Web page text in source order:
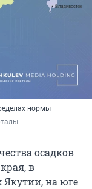
нормы
осадков
в
на юге